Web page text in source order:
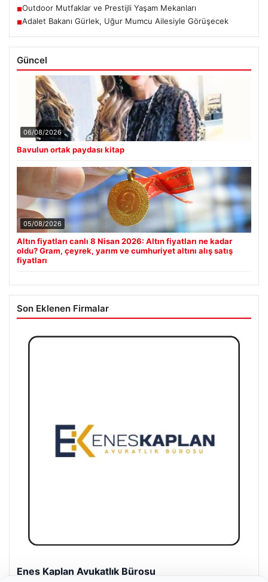
■Outdoor Mutfaklar ve Prestijli Yaşam Mekanları
■Adalet Bakanı Gürlek, Uğur Mumcu Ailesiyle Görüşecek
Güncel
06/08/2026
Bavulun ortak paydası kitap
05/08/2026
Altın fiyatları canlı 8 Nisan 2026: Altın fiyatları ne kadar
oldu? Gram, çeyrek, yarım ve cumhuriyet altını alış satış
fiyatları
Son Eklenen Firmalar
Enes Kaplan Avukatlık Bürosu